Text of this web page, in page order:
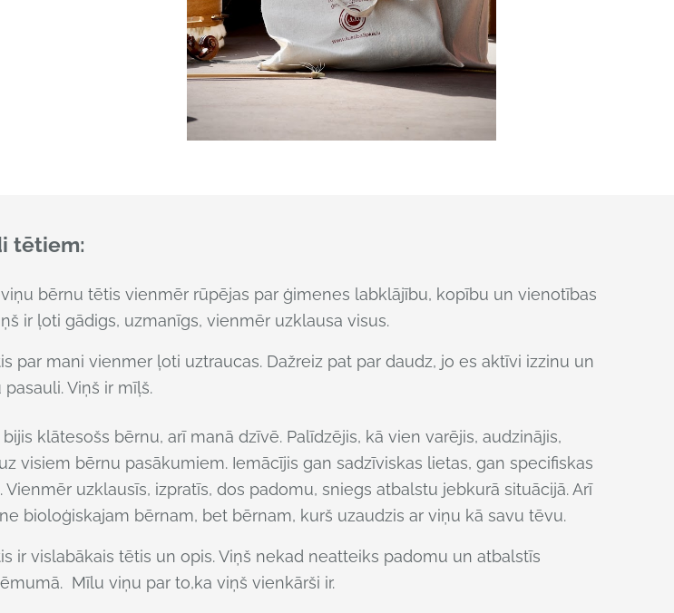
tētiem:
bērnu tētis vienmēr rūpējas par ģimenes labklājību, kopību un vienotības
ir ļoti gādigs, uzmanīgs, vienmēr uzklausa visus.
par mani vienmer ļoti uztraucas. Dažreiz pat par daudz, jo es aktīvi izzinu un
pasauli. Viņš ir mīļš.
klātesošs bērnu, arī manā dzīvē. Palīdzējis, kā vien varējis, audzinājis,
visiem bērnu pasākumiem. Iemācījis gan sadzīviskas lietas, gan specifiskas
Vienmēr uzklausīs, izpratīs, dos padomu, sniegs atbalstu jebkurā situācijā. Arī
bioloģiskajam bērnam, bet bērnam, kurš uzaudzis ar viņu kā savu tēvu.
ir vislabākais tētis un opis. Viņš nekad neatteiks padomu un atbalstīs
Mīlu viņu par to,ka viņš vienkārši ir.